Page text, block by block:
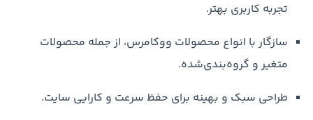
تجربه کاربری بهتر.
سازگار با انواع محصولات ووکامرس، از جمله محصولات
متغیر و گروه‌بندی‌شده.
طراحی سبک و بهینه برای حفظ سرعت و کارایی سایت.